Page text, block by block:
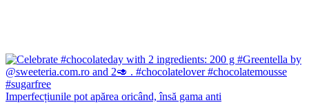
Imperfecțiunile pot apărea oricând, însă gama anti